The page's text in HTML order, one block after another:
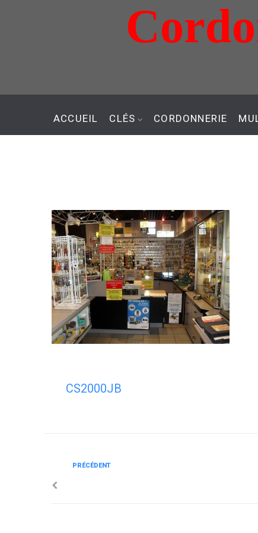
ACCUEIL CLÉS CORDONNERIE
CS2000JB
Navigation
Précédent
PRÉCÉDENT